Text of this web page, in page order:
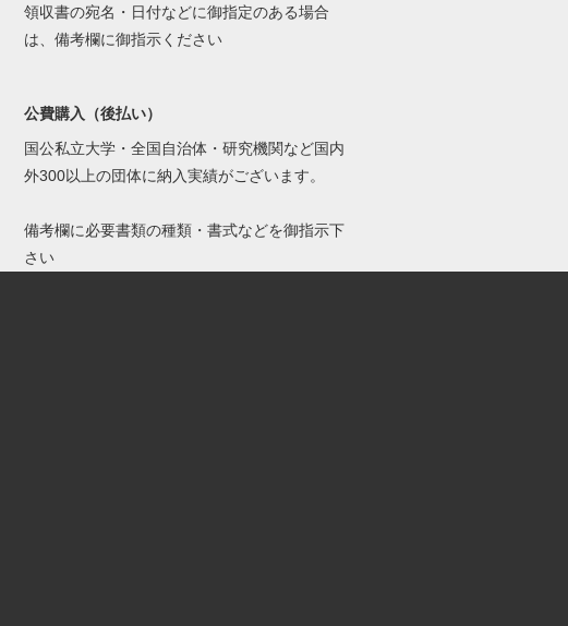
領収書の宛名・日付などに御指定のある場合
は、備考欄に御指示ください
公費購入（後払い）
国公私立大学・全国自治体・研究機関など国内
外300以上の団体に納入実績がございます。
備考欄に必要書類の種類・書式などを御指示下
さい